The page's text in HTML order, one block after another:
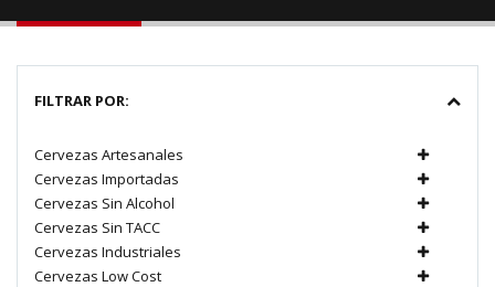
FILTRAR POR:
Cervezas Artesanales
Cervezas Importadas
Cervezas Sin Alcohol
Cervezas Sin TACC
Cervezas Industriales
Cervezas Low Cost